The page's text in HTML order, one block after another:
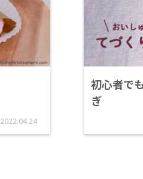
2022.04.24
初心者で
ぎ